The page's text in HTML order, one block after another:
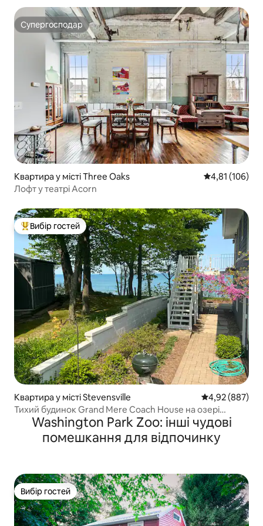
Супергосподар
Супергосподар
Квартира у місті Three Oaks Середня
4,81 (106)
Лофт у театрі Acorn
Топ вибір гостей
Вибір гостей
Квартира у місті Stevensville Середня
4,92 (887)
Тихий будинок Grand Mere Coach House на озері
Мічиган
Washington Park Zoo: інші чудові
помешкання для відпочинку
Вибір гостей
Вибір гостей